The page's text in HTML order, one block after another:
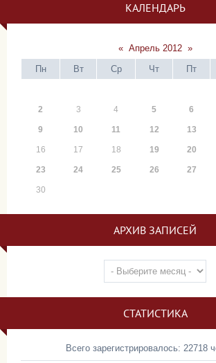
КАЛЕНДАРЬ
« Апрель 2012 »
Пн
Вт Ср Чт Пт
2 3 4 5 6
9 10 11 12 13
16 17 18 19 20
23 24 25 26 27
30
АРХИВ ЗАПИСЕЙ
СТАТИСТИКА
Всего зарегистрировалось: 22718